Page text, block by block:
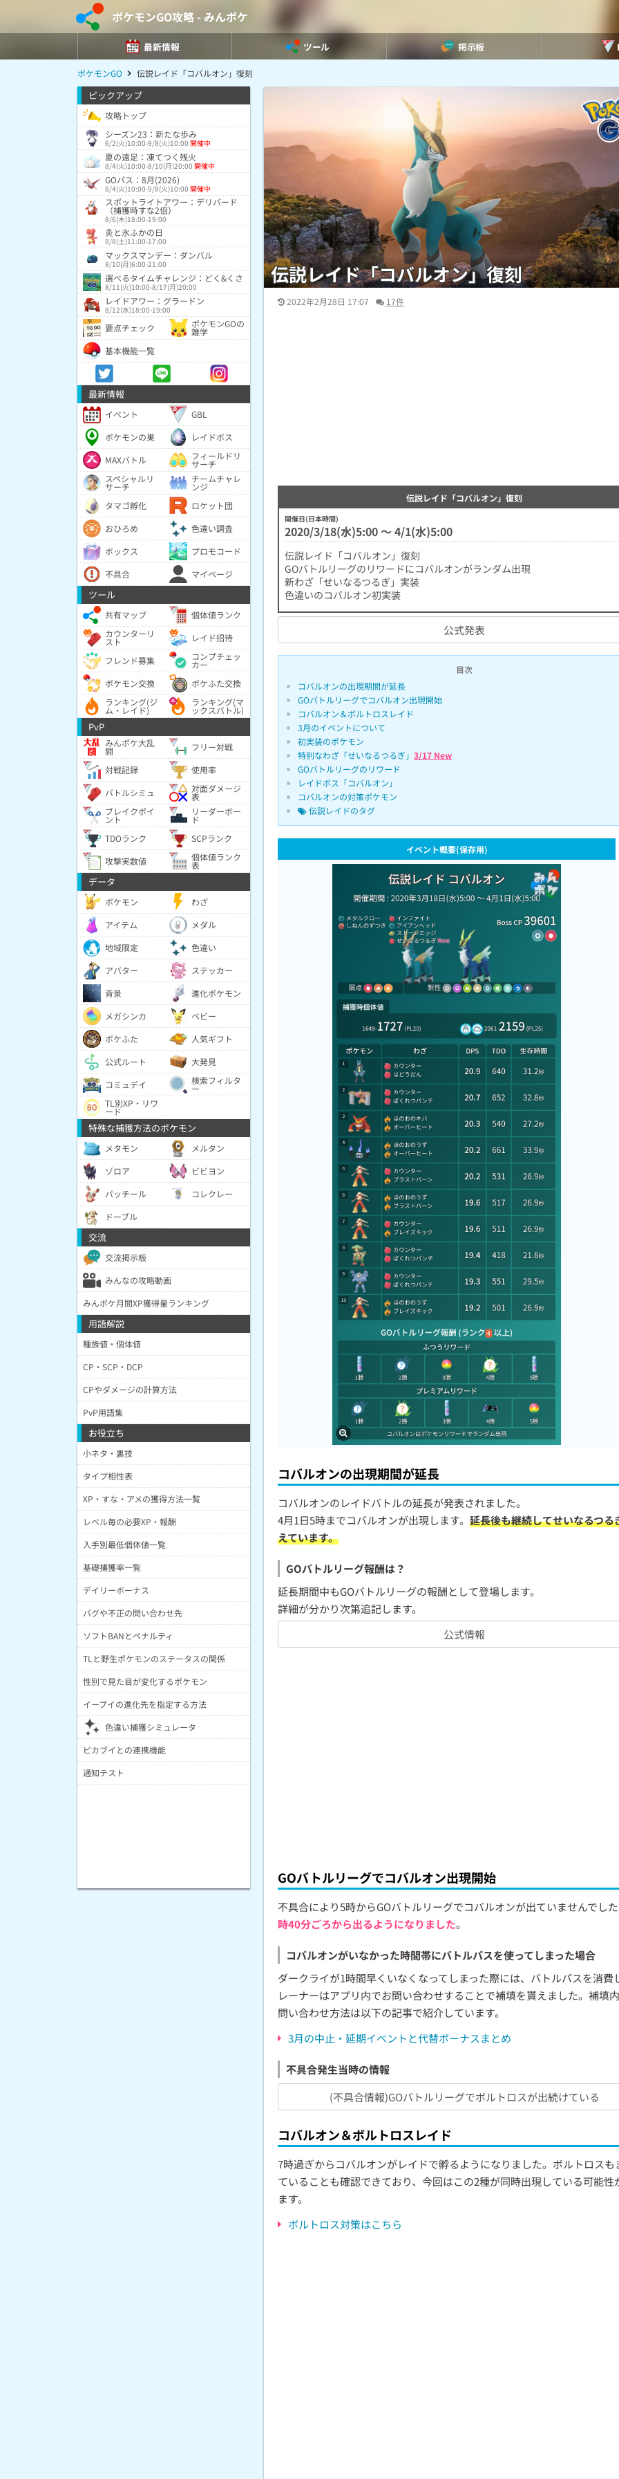
ポケモンGO攻略 - みんポケ
最新情報 ツール 掲示板
ポケモンGO 伝説レイド「コバルオン」復刻
伝説レイド「コバルオン」復刻
2022年2月28日 17:07 17件
伝説レイド「コバルオン」復刻
開催日(日本時間)
2020/3/18(水)5:00 〜 4/1(水)5:00
伝説レイド「コバルオン」復刻
GOバトルリーグのリワードにコバルオンがランダム出現
新わざ「せいなるつるぎ」実装
色違いのコバルオン初実装
公式発表
目次
コバルオンの出現期間が延長
GOバトルリーグでコバルオン出現開始
コバルオン＆ボルトロスレイド
3月のイベントについて
初実装のポケモン
特別なわざ「せいなるつるぎ」 3/17 New
GOバトルリーグのリワード
レイドボス「コバルオン」
コバルオンの対策ポケモン
伝説レイドのタグ
イベント概要(保存用)
コバルオンの出現期間が延長
コバルオンのレイドバトルの延長が発表されました。
4月1日5時までコバルオンが出現します。 延長後も継続してせいなるつる
えています。
GOバトルリーグ報酬は？
延長期間中もGOバトルリーグの報酬として登場します。
詳細が分かり次第追記します。
公式情報
GOバトルリーグでコバルオン出現開始
不具合により5時からGOバトルリーグでコバルオンが出ていませんでし
時40分ごろから出るようになりました。
コバルオンがいなかった時間帯にバトルパスを使ってしまった場合
ダークライが1時間早くいなくなってしまった際には、バトルパスを消費
レーナーはアプリ内でお問い合わせすることで補填を貰えました。補填
問い合わせ方法は以下の記事で紹介しています。
3月の中止・延期イベントと代替ボーナスまとめ
不具合発生当時の情報
(不具合情報)GOバトルリーグでボルトロスが出続けている
コバルオン＆ボルトロスレイド
7時過ぎからコバルオンがレイドで孵るようになりました。ボルトロスも
ていることも確認できており、今回はこの2種が同時出現している可能性
ます。
ボルトロス対策はこちら
ピックアップ
攻略トップ
シーズン23：新たな歩み
6/2(火)10:00-9/8(火)10:00 開催中
夏の遠足：凍てつく残火
8/4(火)10:00-8/10(月)20:00 開催中
GOパス：8月(2026)
8/4(火)10:00-9/8(火)10:00 開催中
スポットライトアワー：デリバード
（捕獲時すな2倍）
8/6(木)18:00-19:00
炎と氷ふかの日
8/8(土)11:00-17:00
マックスマンデー：ダンバル
8/10(月)6:00-21:00
選べるタイムチャレンジ：どく&くさ
8/11(火)10:00-8/17(月)20:00
レイドアワー：グラードン
8/12(水)18:00-19:00
要点チェック ポケモンGOの
雑学
基本機能一覧
最新情報
イベント
GBL
ポケモンの巣
レイドボス
MAXバトル
フィールドリ
サーチ
スペシャルリ
サーチ
チームチャレ
ンジ
タマゴ孵化
ロケット団
おひろめ
色違い調査
ボックス
プロモコード
不具合
マイページ
ツール
共有マップ
個体値ランク
カウンターリ
スト
レイド招待
フレンド募集
コンプチェッ
カー
ポケモン交換
ポケふた交換
ランキング(ジ
ム・レイド)
ランキング(マ
ックスバトル)
PvP
みんポケ大乱
闘
フリー対戦
対戦記録
使用率
バトルシミュ
対面ダメージ
表
ブレイクポイ
ント
リーダーボー
ド
TDOランク
SCPランク
攻撃実数値
個体値ランク
表
データ
ポケモン
わざ
アイテム
メダル
地域限定
色違い
アバター
ステッカー
背景
進化ポケモン
メガシンカ
ベビー
ポケふた
人気ギフト
公式ルート
大発見
コミュデイ
検索フィルタ
ー
TL別XP・リワ
ード
特殊な捕獲方法のポケモン
メタモン
メルタン
ゾロア
ビビヨン
パッチール
コレクレー
ドーブル
交流
交流掲示板
みんなの攻略動画
みんポケ月間XP獲得量ランキング
用語解説
種族値・個体値
CP・SCP・DCP
CPやダメージの計算方法
PvP用語集
お役立ち
小ネタ・裏技
タイプ相性表
XP・すな・アメの獲得方法一覧
レベル毎の必要XP・報酬
入手別最低個体値一覧
基礎捕獲率一覧
デイリーボーナス
バグや不正の問い合わせ先
ソフトBANとペナルティ
TLと野生ポケモンのステータスの関係
性別で見た目が変化するポケモン
イーブイの進化先を指定する方法
色違い捕獲シミュレータ
ピカブイとの連携機能
通知テスト